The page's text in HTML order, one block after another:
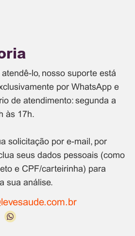
atendê-lo, nosso suporte está
por WhatsApp e
de atendimento: segunda a
às 17h.
solicitação por e-mail, por
seus dados pessoais (como
e CPF/carteirinha) para
sua análise.